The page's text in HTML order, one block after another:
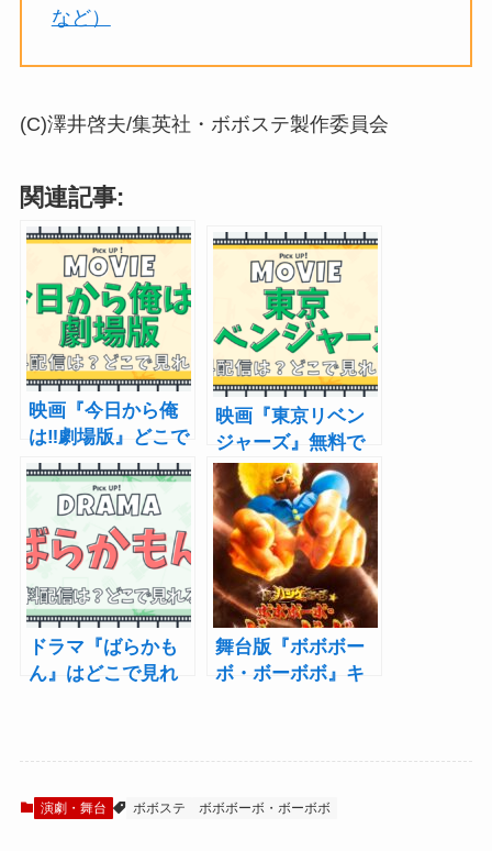
など）
(C)澤井啓夫/集英社・ボボステ製作委員会
関連記事:
映画『今日から俺
は‼劇場版』どこで
見れる？あらす
じ・キャスト・配
信まとめ
映画『東京リベン
ジャーズ』無料で
見る方法 動画配
信サービス・キャ
スト・あらすじ
ドラマ『ばらかも
ん』はどこで見れ
舞台版『ボボボー
ボ・ボーボボ』キ
演劇・舞台 ボボステ ボボボーボ・ボーボボ